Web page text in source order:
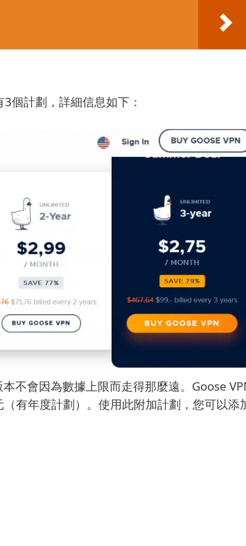
3個計劃，詳細信息如下：
不會因為數據上限而走得那麼遠。 Goose
有年度計劃）。 使用此附加計劃，您可以添